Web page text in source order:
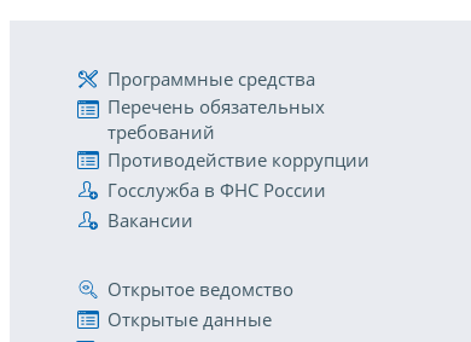
Программные средства
Перечень обязательных
требований
Противодействие коррупции
Госслужба в ФНС России
Вакансии
Открытое ведомство
Открытые данные